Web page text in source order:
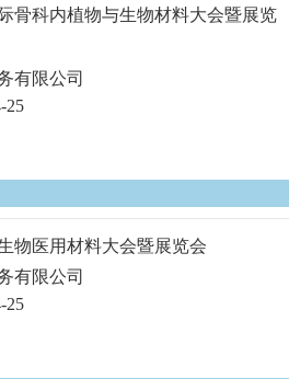
骨科内植物与生物材料大会暨展览
有限公司
25
物医用材料大会暨展览会
有限公司
25